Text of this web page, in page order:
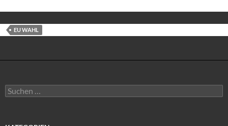
EU WAHL
Suchen
nach: